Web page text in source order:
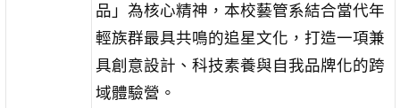
品」為核心精神，本校藝管系結合當代年
輕族群最具共鳴的追星文化，打造一項兼
具創意設計、科技素養與自我品牌化的跨
域體驗營。